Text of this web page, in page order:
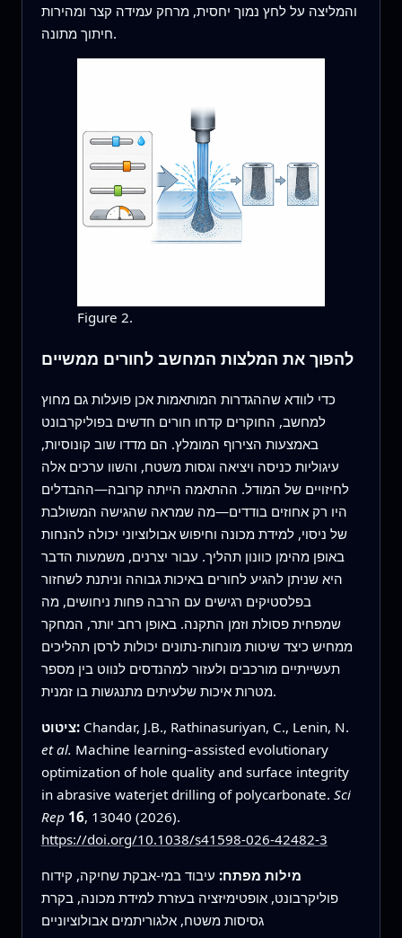
והמליצה על לחץ נמוך יחסית, מרחק עמידה קצר ומהירות
חיתוך מתונה.
Figure 2.
להפוך את המלצות המחשב לחורים ממשיים
כדי לוודא שההגדרות המותאמות אכן פועלות גם מחוץ
למחשב, החוקרים קדחו חורים חדשים בפוליקרבונט
באמצעות הצירוף המומלץ. הם מדדו שוב קונוסיות,
עיגוליות כניסה ויציאה וגסות משטח, והשוו ערכים אלה
לחיזויים של המודל. ההתאמה הייתה קרובה—ההבדלים
היו רק אחוזים בודדים—מה שמראה שהגישה המשולבת
של ניסוי, למידת מכונה וחיפוש אבולוציוני יכולה להנחות
באופן מהימן כוונון תהליך. עבור יצרנים, משמעות הדבר
היא שניתן להגיע לחורים באיכות גבוהה וניתנת לשחזור
בפלסטיקים רגישים עם הרבה פחות ניחושים, מה
שמפחית פסולת וזמן התקנה. באופן רחב יותר, המחקר
ממחיש כיצד שיטות מונחות-נתונים יכולות לרסן תהליכים
תעשייתיים מורכבים ולעזור למהנדסים לנווט בין מספר
מטרות איכות שלעיתים מתנגשות בו זמנית.
ציטוט: Chandar, J.B., Rathinasuriyan, C., Lenin, N.
et al. Machine learning–assisted evolutionary
optimization of hole quality and surface integrity
in abrasive waterjet drilling of polycarbonate. Sci
Rep 16, 13040 (2026).
https://doi.org/10.1038/s41598-026-42482-3
מילות מפתח: עיבוד במי-אבקת שחיקה, קידוח
פוליקרבונט, אופטימיזציה בעזרת למידת מכונה, בקרת
גסיסות משטח, אלגוריתמים אבולוציוניים